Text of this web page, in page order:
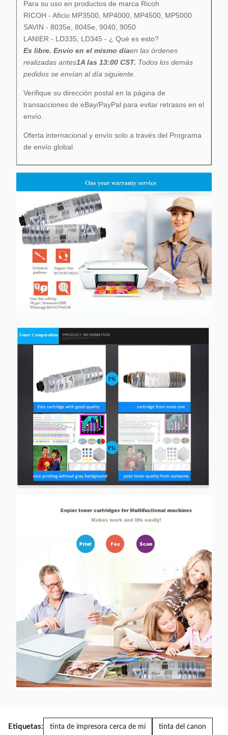
Para su uso en productos de marca Ricoh
RICOH - Aficio MP3500, MP4000, MP4500, MP5000
SAVIN - 8035e, 8045e, 9040, 9050
LANIER - LD335, LD345 - ¿ Qué es esto?
Es libre. Envío en el mismo díaen las órdenes
realizadas antes1A las 13:00 CST. Todos los demás
pedidos se envían al día siguiente.
Verifique su dirección postal en la página de
transacciones de eBay/PayPal para evitar retrasos en el
envío.
Oferta internacional y envío solo a través del Programa
de envío global.
Etiquetas: tinta de impresora cerca de mí tinta del canon